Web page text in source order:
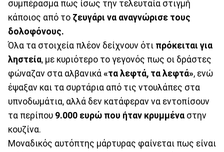
συμπέρασμα πως ίσως την τελευταία στιγμή
κάποιος από το ζευγάρι να αναγνώρισε τους
δολοφόνους.
Όλα τα στοιχεία πλέον δείχνουν ότι πρόκειται για
ληστεία, με κυριότερο το γεγονός πως οι δράστες
φώναζαν στα αλβανικά «τα λεφτά, τα λεφτά», ενώ
έψαξαν και τα συρτάρια από τις ντουλάπες στα
υπνοδωμάτια, αλλά δεν κατάφεραν να εντοπίσουν
τα περίπου 9.000 ευρώ που ήταν κρυμμένα στην
κουζίνα.
Μοναδικός αυτόπτης μάρτυρας φαίνεται πως είναι